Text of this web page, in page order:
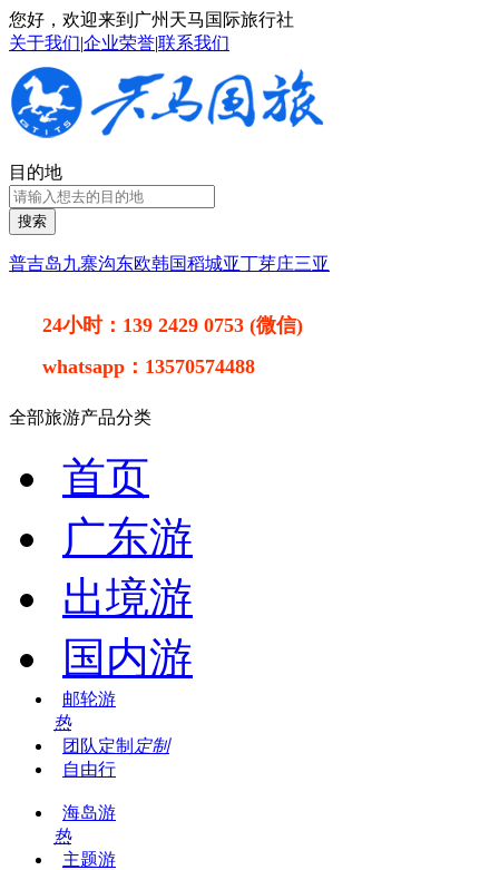
您好，欢迎来到广州天马国际旅行社
关于我们|企业荣誉|联系我们
目的地
搜索
普吉岛九寨沟东欧韩国稻城亚丁芽庄三亚
24小时： 139 2429 0753 (微信)
whatsapp： 13570574488
全部旅游产品分类
首页
广东游
出境游
国内游
邮轮游
热
团队定制 定制
自由行
海岛游
热
主题游